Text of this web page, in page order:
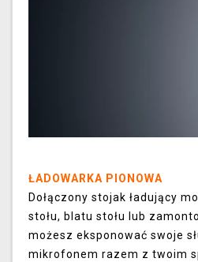
ŁADOWARKA PIONOWA
Dołączony stojak ładujący
stołu, blatu stołu lub
możesz eksponować swoje
mikrofonem razem z twoim